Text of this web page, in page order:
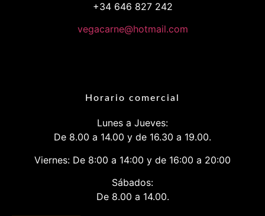
+34 646 827 242
vegacarne@hotmail.com
Horario comercial
Lunes a Jueves:
De 8.00 a 14.00 y de 16.30 a 19.00.
Viernes: De 8:00 a 14:00 y de 16:00 a 20:00
Sábados:
De 8.00 a 14.00.